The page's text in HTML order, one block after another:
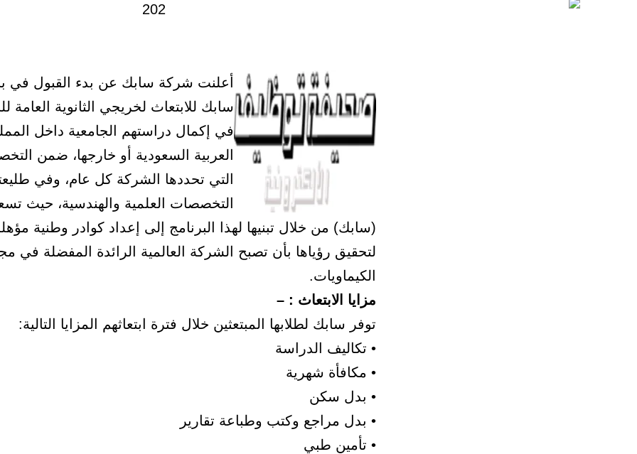
أعلنت شركة سابك عن بدء القبول في
سابك للابتعاث لخريجي الثانوية العامة
في إكمال دراستهم الجامعية داخل
العربية السعودية أو خارجها، ضمن
التي تحددها الشركة كل عام، وفي
التخصصات العلمية والهندسية، حيث
(سابك) من خلال تبنيها لهذا البرنامج إلى إعداد كوادر وطنية
لتحقيق رؤياها بأن تصبح الشركة العالمية الرائدة المفضلة في
الكيماويات.
مزايا الابتعاث : –
توفر سابك لطلابها المبتعثين خلال فترة ابتعاثهم المزايا التالية:
• تكاليف الدراسة
• مكافأة شهرية
• بدل سكن
• بدل مراجع وكتب وطباعة تقارير
• تأمين طبي